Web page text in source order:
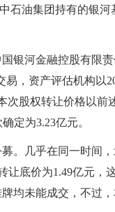
石油集团持有的银河
银河金融控股有限
，资产评估机构以
次股权转让价格以前
定为3.23亿元。
。几乎在同一时间
让底价为1.49亿元，
均未能成交，不过